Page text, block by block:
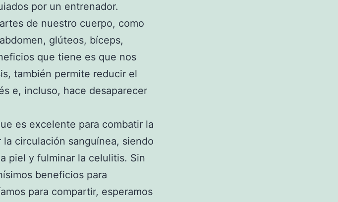
por un entrenador.
de nuestro cuerpo, como
glúteos, bíceps,
que tiene es que nos
también permite reducir el
e, incluso, hace desaparecer
es excelente para combatir la
circulación sanguínea, siendo
piel y fulminar la celulitis. Sin
beneficios para
para compartir, esperamos